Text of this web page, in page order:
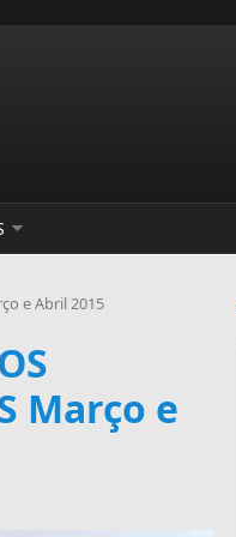
e Abril 2015
Março e